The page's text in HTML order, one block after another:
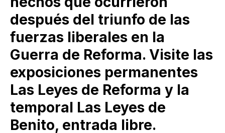
después del triunfo de las
fuerzas liberales en la
Guerra de Reforma. Visite las
exposiciones permanentes
Las Leyes de Reforma y la
temporal Las Leyes de
Benito, entrada libre.